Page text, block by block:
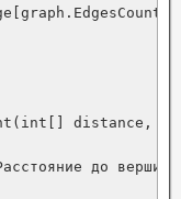
distance,
до